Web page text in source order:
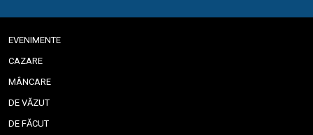
EVENIMENTE
CAZARE
MÂNCARE
DE VĂZUT
DE FĂCUT